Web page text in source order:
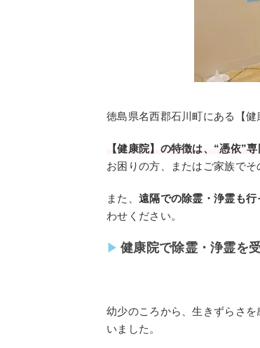
徳島県名西郡石川町にある【健
【健康院】の特徴は、“憑依”
お困りの方、またはご家族で
また、 遠隔での除霊・浄霊も行
わせください。
健康院で除霊・浄霊を
幼少のころから、生きずらさ
いました。